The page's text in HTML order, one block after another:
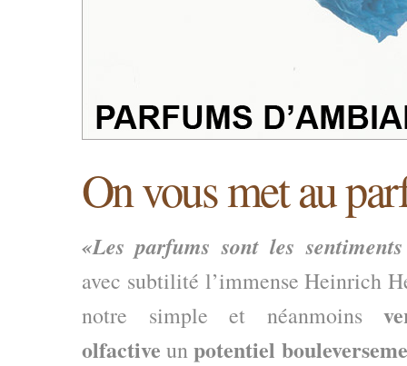
On vous met au
«Les parfums sont les
avec subtilité l’immense Heinrich
notre simple et néanmoins
olfactive unpotentiel